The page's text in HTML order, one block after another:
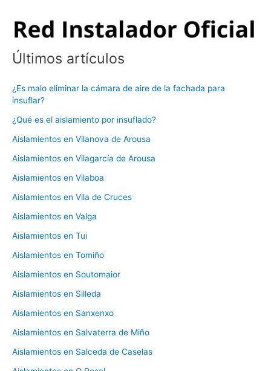
Últimos artículos
¿Es malo eliminar la cámara de aire de la fachada para
insuflar?
¿Qué es el aislamiento por insuflado?
Aislamientos en Vilanova de Arousa
Aislamientos en Vilagarcía de Arousa
Aislamientos en Vilaboa
Aislamientos en Vila de Cruces
Aislamientos en Valga
Aislamientos en Tui
Aislamientos en Tomiño
Aislamientos en Soutomaior
Aislamientos en Silleda
Aislamientos en Sanxenxo
Aislamientos en Salvaterra de Miño
Aislamientos en Salceda de Caselas